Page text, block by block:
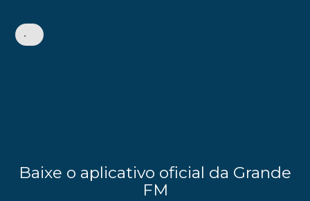
•
Baixe o aplicativo oficial da Grande
FM